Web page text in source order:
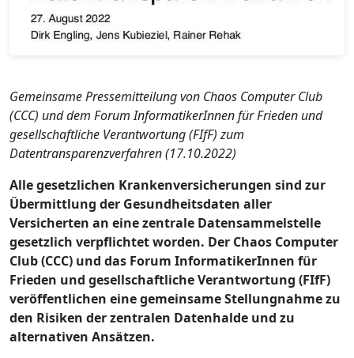
Gemeinsame Pressemitteilung von Chaos Computer Club
(CCC) und dem Forum InformatikerInnen für Frieden und
gesellschaftliche Verantwortung (FIfF) zum
Datentransparenzverfahren (17.10.2022)
Alle gesetzlichen Krankenversicherungen sind zur
Übermittlung der Gesundheitsdaten aller
Versicherten an eine zentrale Datensammelstelle
gesetzlich verpflichtet worden. Der Chaos Computer
Club (CCC) und das Forum InformatikerInnen für
Frieden und gesellschaftliche Verantwortung (FIfF)
veröffentlichen eine gemeinsame Stellungnahme zu
den Risiken der zentralen Datenhalde und zu
alternativen Ansätzen.